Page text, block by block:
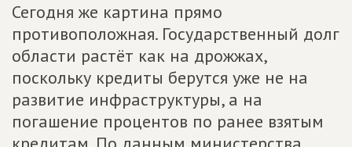
Сегодня же картина прямо
противоположная. Государственный долг
области растёт как на дрожжах,
поскольку кредиты берутся уже не на
развитие инфраструктуры, а на
погашение процентов по ранее взятым